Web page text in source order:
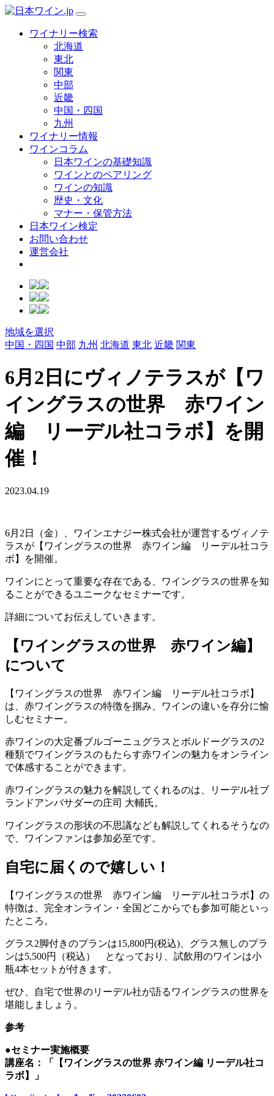
ワイナリー検索
北海道
東北
関東
中部
近畿
中国・四国
九州
ワイナリー情報
ワインコラム
日本ワインの基礎知識
ワインとのペアリング
ワインの知識
歴史・文化
マナー・保管方法
日本ワイン検定
お問い合わせ
運営会社
地域を選択
中国・四国 中部 九州 北海道 東北 近畿 関東
6月2日にヴィノテラスが【ワ
イングラスの世界 赤ワイン
編 リーデル社コラボ】を開
催！
2023.04.19
6月2日（金）、ワインエナジー株式会社が運営するヴィノテ
ラスが【ワイングラスの世界 赤ワイン編 リーデル社コラ
ボ】を開催。
ワインにとって重要な存在である、ワイングラスの世界を知
ることができるユニークなセミナーです。
詳細についてお伝えしていきます。
【ワイングラスの世界 赤ワイン編】
について
【ワイングラスの世界 赤ワイン編 リーデル社コラボ】
は、赤ワイングラスの特徴を掴み、ワインの違いを存分に愉
しむセミナー。
赤ワインの大定番ブルゴーニュグラスとボルドーグラスの2
種類でワイングラスのもたらす赤ワインの魅力をオンライン
で体感することができます。
赤ワイングラスの魅力を解説してくれるのは、リーデル社ブ
ランドアンバサダーの庄司 大輔氏。
ワイングラスの形状の不思議なども解説してくれるそうなの
で、ワインファンは参加必至です。
自宅に届くので嬉しい！
【ワイングラスの世界 赤ワイン編 リーデル社コラボ】の
特徴は、完全オンライン・全国どこからでも参加可能といっ
たところ。
グラス2脚付きのプランは15,800円(税込)、グラス無しのプラ
ンは5,500円（税込） となっており、試飲用のワインは小
瓶4本セットが付きます。
ぜひ、自宅で世界のリーデル社が語るワイングラスの世界を
堪能しましょう。
参考
●セミナー実施概要
講座名：「【ワイングラスの世界 赤ワイン編 リーデル社コ
ラボ】」